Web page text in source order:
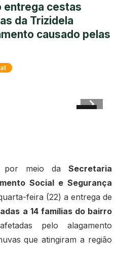
entrega cestas
da Trizidela
causado pelas
por meio da Secretaria
Social e Segurança
feira (22) a entrega de
a 14 famílias do bairro
pelo alagamento
que atingiram a região